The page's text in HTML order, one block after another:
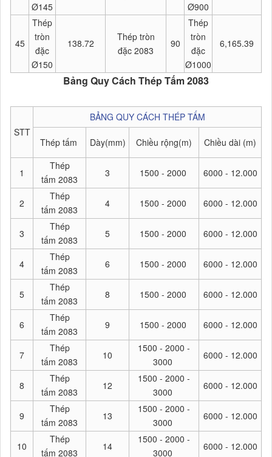
Ø145
Ø900
45
Thép
tròn
đặc
Ø150
138.72
Thép tròn
đặc 2083
90
Thép
tròn
đặc
Ø1000
6,165.39
Bảng Quy Cách Thép Tấm 2083
STT
BẢNG QUY CÁCH THÉP TẤM
Thép tấm Dày(mm) Chiều rộng(m) Chiều dài (m)
1
Thép
tấm 2083
3 1500 - 2000 6000 - 12.000
2
Thép
tấm 2083
4 1500 - 2000 6000 - 12.000
3
Thép
tấm 2083
5 1500 - 2000 6000 - 12.000
4
Thép
tấm 2083
6 1500 - 2000 6000 - 12.000
5
Thép
tấm 2083
8 1500 - 2000 6000 - 12.000
6
Thép
tấm 2083
9 1500 - 2000 6000 - 12.000
7
Thép
tấm 2083
10
1500 - 2000 -
3000
6000 - 12.000
8
Thép
tấm 2083
12
1500 - 2000 -
3000
6000 - 12.000
9
Thép
tấm 2083
13
1500 - 2000 -
3000
6000 - 12.000
10
Thép
tấm 2083
14
1500 - 2000 -
3000
6000 - 12.000